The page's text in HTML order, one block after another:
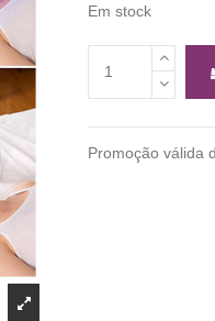
Em stock
Promoção válida